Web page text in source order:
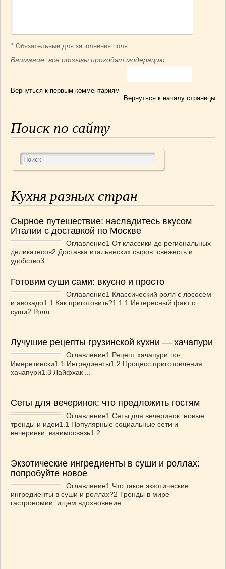
* Обязательные для заполнения поля
Внимание: все отзывы проходят модерацию.
Вернуться к первым комментариям
Вернуться к началу страницы
Поиск по сайту
Кухня разных стран
Сырное путешествие: насладитесь вкусом
Италии с доставкой по Москве
Оглавление1 От классики до региональных
деликатесов2 Доставка итальянских сыров: свежесть и
удобство3 ...
Готовим суши сами: вкусно и просто
Оглавление1 Классический ролл с лососем
и авокадо1.1 Как приготовить?1.1.1 Интересный факт о
суши2 Ролл ...
Лучушие рецепты грузинской кухни — хачапури
Оглавление1 Рецепт хачапури по-
Имеретински1.1 Ингредиенты1.2 Процесс приготовления
хачапури1.3 Лайфхак ...
Сеты для вечеринок: что предложить гостям
Оглавление1 Сеты для вечеринок: новые
тренды и идеи1.1 Популярные социальные сети и
вечеринки: взаимосвязь1.2 ...
Экзотические ингредиенты в суши и роллах:
попробуйте новое
Оглавление1 Что такое экзотические
ингредиенты в суши и роллах?2 Тренды в мире
гастрономии: ищем вдохновение ...